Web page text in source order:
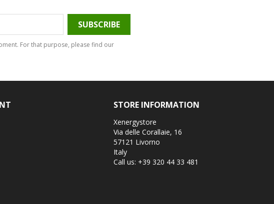
For that purpose, please find our
STORE INFORMATION
Xenergystore
Via delle Corallaie, 16
57121 Livorno
Italy
Call us: +39 320 44 33 481